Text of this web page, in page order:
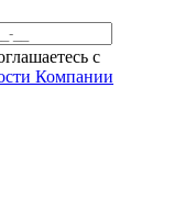
c
Компании